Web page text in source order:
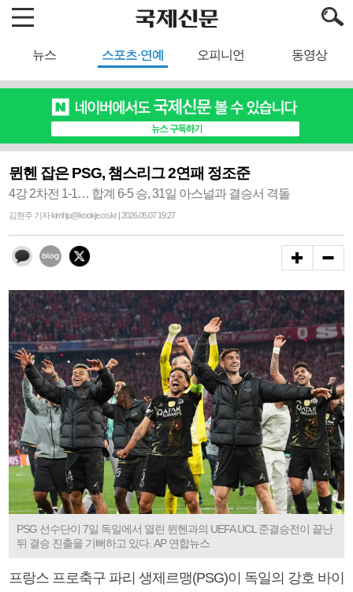
뉴스 스포츠·연예 오피니언 동영상
뮌헨 잡은 PSG, 챔스리그 2연패 정조준
4강 2차전 1-1… 합계 6-5 승, 31일 아스널과 결승서 격돌
김현주 기자 kimhju@kookje.co.kr | 2026.05.07 19:27
PSG 선수단이 7일 독일에서 열린 뮌헨과의 UEFA UCL 준결승전이 끝난
뒤 결승 진출을 기뻐하고 있다. AP 연합뉴스
프랑스 프로축구 파리 생제르맹(PSG)이 독일의 강호 바이